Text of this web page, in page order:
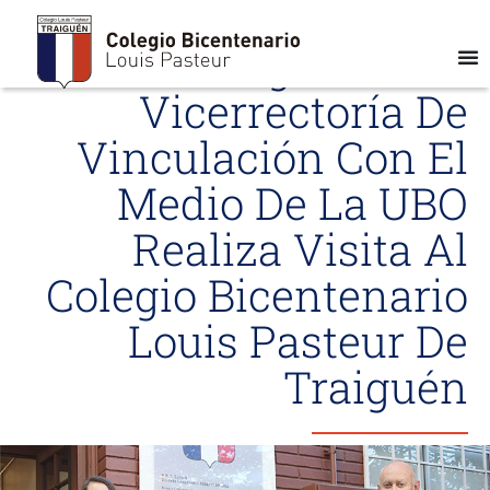
Delegación De
Vicerrectoría De
Vinculación Con El
Medio De La UBO
Realiza Visita Al
Colegio Bicentenario
Louis Pasteur De
Traiguén